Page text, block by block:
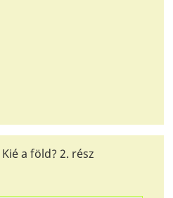
a föld? 2. rész